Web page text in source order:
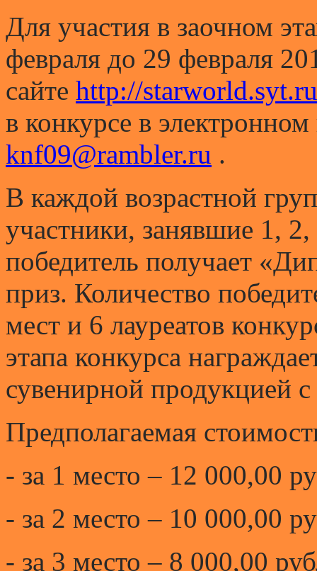
Для участия в заочном
февраля до 29 февраля
сайте http://starworld.syt.ru
в конкурсе в
knf09@rambler.ru .
В каждой возрастной
участники, занявшие 1,
победитель получает
приз. Количество
мест и 6 лауреатов
этапа конкурса
сувенирной продукцией
Предполагаемая
- за 1 место – 12 000,00
- за 2 место – 10 000,00
- за 3 место – 8 000,00